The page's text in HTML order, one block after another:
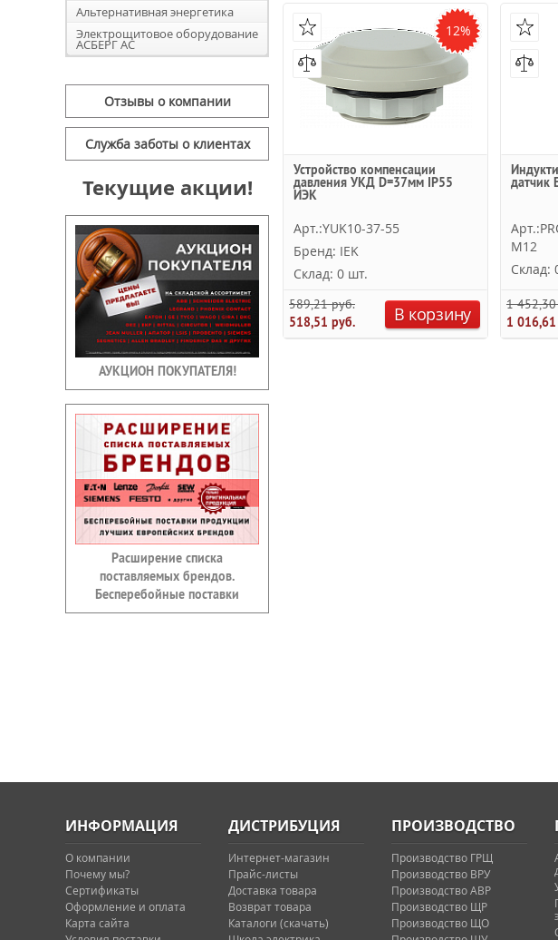
Альтернативная энергетика
Электрощитовое оборудование
АСБЕРГ АС
Отзывы о компании
Служба заботы о клиентах
Текущие акции!
АУКЦИОН ПОКУПАТЕЛЯ!
Расширение списка
поставляемых брендов.
Бесперебойные поставки
12%
Устройство компенсации
давления УКД D=37мм IP55
ИЭК
Арт.:YUK10-37-55
Бренд: IEK
Склад: 0 шт.
589,21 руб.
518,51 руб.
В корзину
датчик
M12
Склад:
1
1
ИНФОРМАЦИЯ
О компании
Почему мы?
Сертификаты
Оформление и оплата
Карта сайта
ДИСТРИБУЦИЯ
Интернет-магазин
Прайс-листы
Доставка товара
Возврат товара
Каталоги (скачать)
ПРОИЗВОДСТВО
Производство ГРЩ
Производство ВРУ
Производство АВР
Производство ЩР
Производство ЩО